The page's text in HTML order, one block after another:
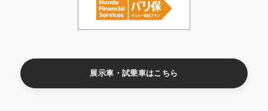
展示車・試乗車はこちら